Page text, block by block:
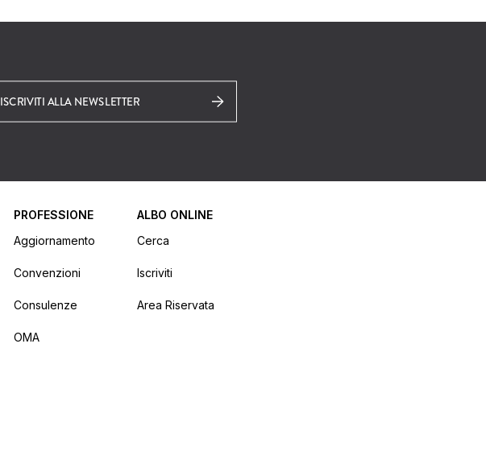
ISCRIVITI ALLA NEWSLETTER
PROFESSIONE
Aggiornamento
Convenzioni
Consulenze
OMA
ALBO ONLINE
Cerca
Iscriviti
Area Riservata